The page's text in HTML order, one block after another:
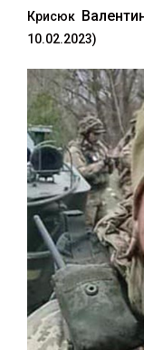
Крисюк
10.02.2023)